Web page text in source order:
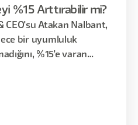
%15 Arttırabilir mi?
CEO'su Atakan Nalbant,
bir uyumluluk
%15'e varan